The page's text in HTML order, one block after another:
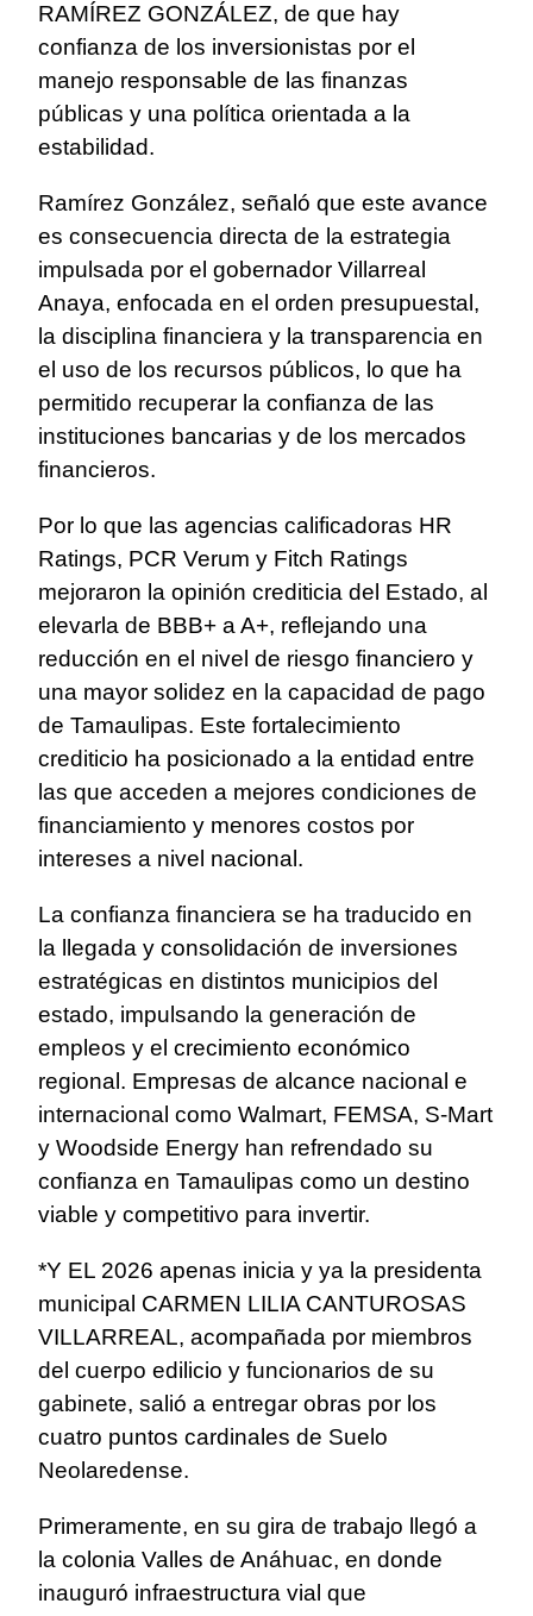
RAMÍREZ GONZÁLEZ, de que hay
confianza de los inversionistas por el
manejo responsable de las finanzas
públicas y una política orientada a la
estabilidad.
Ramírez González, señaló que este avance
es consecuencia directa de la estrategia
impulsada por el gobernador Villarreal
Anaya, enfocada en el orden presupuestal,
la disciplina financiera y la transparencia en
el uso de los recursos públicos, lo que ha
permitido recuperar la confianza de las
instituciones bancarias y de los mercados
financieros.
Por lo que las agencias calificadoras HR
Ratings, PCR Verum y Fitch Ratings
mejoraron la opinión crediticia del Estado, al
elevarla de BBB+ a A+, reflejando una
reducción en el nivel de riesgo financiero y
una mayor solidez en la capacidad de pago
de Tamaulipas. Este fortalecimiento
crediticio ha posicionado a la entidad entre
las que acceden a mejores condiciones de
financiamiento y menores costos por
intereses a nivel nacional.
La confianza financiera se ha traducido en
la llegada y consolidación de inversiones
estratégicas en distintos municipios del
estado, impulsando la generación de
empleos y el crecimiento económico
regional. Empresas de alcance nacional e
internacional como Walmart, FEMSA, S-Mart
y Woodside Energy han refrendado su
confianza en Tamaulipas como un destino
viable y competitivo para invertir.
*Y EL 2026 apenas inicia y ya la presidenta
municipal CARMEN LILIA CANTUROSAS
VILLARREAL, acompañada por miembros
del cuerpo edilicio y funcionarios de su
gabinete, salió a entregar obras por los
cuatro puntos cardinales de Suelo
Neolaredense.
Primeramente, en su gira de trabajo llegó a
la colonia Valles de Anáhuac, en donde
inauguró infraestructura vial que